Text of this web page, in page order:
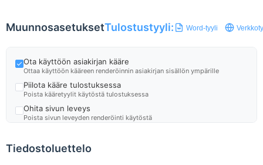
MuunnosasetuksetTulostustyyli: Word-tyyli
Ota käyttöön asiakirjan kääre
Ottaa käyttöön kääreen renderöinnin asiakirjan sisällön ympärille
Piilota kääre tulostuksessa
Poista kääretyylit käytöstä tulostuksessa
Ohita sivun leveys
Poista sivun leveyden renderöinti käytöstä
Ohita fontit
Tiedostoluettelo